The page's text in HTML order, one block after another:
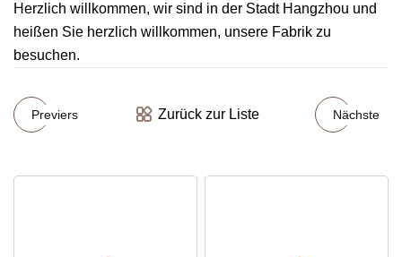
Herzlich willkommen, wir sind in der Stadt Hangzhou und
heißen Sie herzlich willkommen, unsere Fabrik zu
besuchen.
Previers Zurück zur Liste Nächste